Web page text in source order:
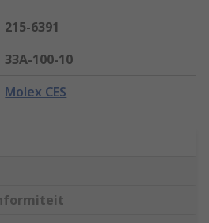
215-6391
33A-100-10
Molex CES